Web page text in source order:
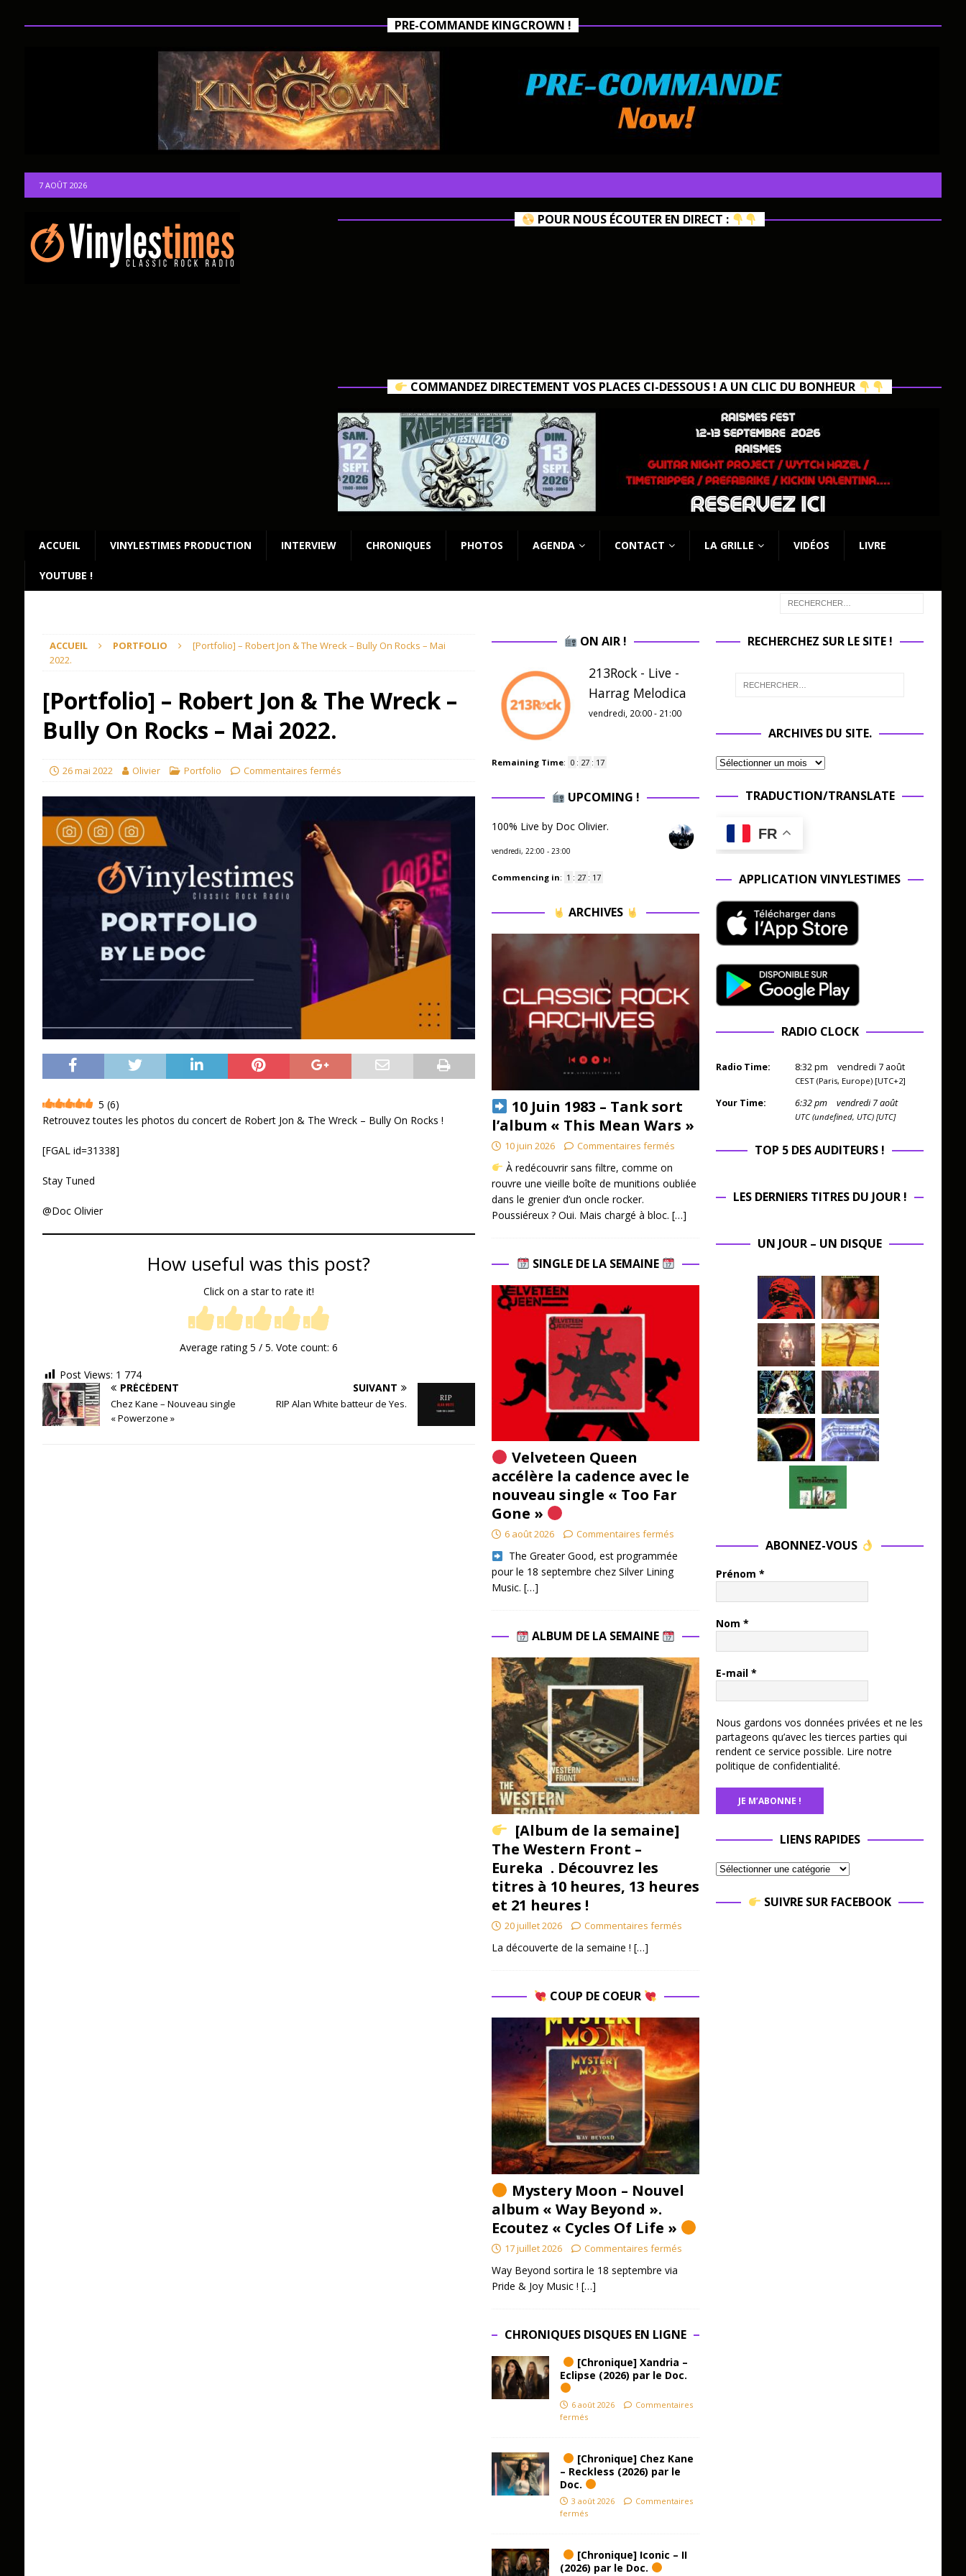
PRE-COMMANDE KINGCROWN !
7 AOÛT 2026
POUR NOUS ÉCOUTER EN DIRECT :
COMMANDEZ DIRECTEMENT VOS PLACES CI-DESSOUS ! A UN CLIC DU BONHEUR
ACCUEIL VINYLESTIMES PRODUCTION INTERVIEW CHRONIQUES PHOTOS AGENDA CONTACT LA GRILLE VIDÉOS LIVRE
YOUTUBE !
ACCUEIL PORTFOLIO
[Portfolio] – Robert Jon & The Wreck – Bully On Rocks – Mai
2022.
[Portfolio] – Robert Jon & The Wreck –
Bully On Rocks – Mai 2022.
26 mai 2022 Olivier Portfolio Commentaires fermés
5 (6)
Retrouvez toutes les photos du concert de Robert Jon & The Wreck – Bully On Rocks !
[FGAL id=31338]
Stay Tuned
@Doc Olivier
How useful was this post?
Click on a star to rate it!
Average rating5 / 5. Vote count: 6
Post Views: 1 774
PRÉCÉDENT
Chez Kane – Nouveau single
« Powerzone »
SUIVANT
RIP Alan White batteur de Yes.
ON AIR !
213Rock - Live -
Harrag Melodica
vendredi, 20:00 - 21:00
Remaining Time: 0 : 27 : 16
UPCOMING !
100% Live by Doc Olivier.
vendredi, 22:00 - 23:00
Commencing in: 1 : 27 : 16
ARCHIVES
10 Juin 1983 – Tank sort
l’album « This Mean Wars »
10 juin 2026 Commentaires fermés
À redécouvrir sans filtre, comme on
rouvre une vieille boîte de munitions oubliée
dans le grenier d’un oncle rocker.
Poussiéreux ? Oui. Mais chargé à bloc. […]
SINGLE DE LA SEMAINE
Velveteen Queen
accélère la cadence avec le
nouveau single « Too Far
Gone »
6 août 2026 Commentaires fermés
​ The Greater Good, est programmée
pour le 18 septembre chez Silver Lining
Music. […]
ALBUM DE LA SEMAINE
[Album de la semaine]
The Western Front –
Eureka . Découvrez les
titres à 10 heures, 13 heures
et 21 heures !
20 juillet 2026 Commentaires fermés
La découverte de la semaine ! […]
COUP DE COEUR
Mystery Moon – Nouvel
album « Way Beyond ».
Ecoutez « Cycles Of Life »
17 juillet 2026 Commentaires fermés
Way Beyond sortira le 18 septembre via
Pride & Joy Music ! […]
CHRONIQUES DISQUES EN LIGNE
[Chronique] Xandria –
Eclipse (2026) par le Doc.
6 août 2026
Commentaires
fermés
[Chronique] Chez Kane
– Reckless (2026) par le
Doc.
3 août 2026
Commentaires
fermés
[Chronique] Iconic – II
(2026) par le Doc.
RECHERCHEZ SUR LE SITE !
ARCHIVES DU SITE.
TRADUCTION/TRANSLATE
FR
APPLICATION VINYLESTIMES
RADIO CLOCK
Radio Time: 8:32pm vendredi 7 août
CEST (Paris, Europe) [UTC+2]
Your Time: 6:32pm vendredi 7 août
UTC (undefined, UTC) [UTC]
TOP 5 DES AUDITEURS !
LES DERNIERS TITRES DU JOUR !
UN JOUR – UN DISQUE
ABONNEZ-VOUS
Prénom *
Nom *
E-mail *
Nous gardons vos données privées et ne les
partageons qu’avec les tierces parties qui
rendent ce service possible. Lire notre
politique de confidentialité.
LIENS RAPIDES
SUIVRE SUR FACEBOOK